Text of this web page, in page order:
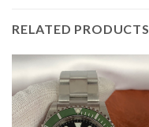
RELATED PRODUCTS